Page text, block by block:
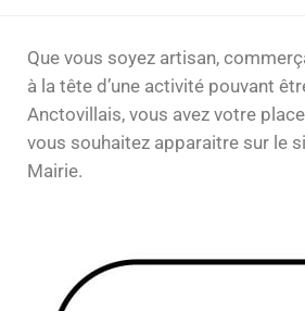
Que vous soyez artisan,
à la tête d’une activité pouvant
Anctovillais, vous avez votre
vous souhaitez apparaitre sur le
Mairie.